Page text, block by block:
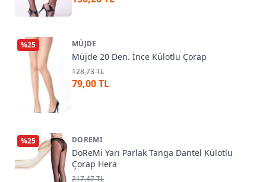
%25 MÜJDE
Müjde 20 Den. İnce Külotlu Çorap
128,73 TL
79,00 TL
%25 DOREMI
DoReMi Yarı Parlak Tanga Dantel Külotlu
Çorap Hera
217,47 TL